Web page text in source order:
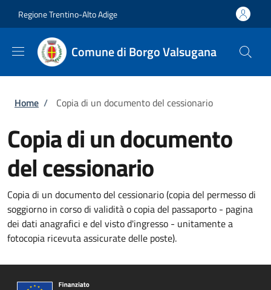
Regione Trentino-Alto Adige
Comune di Borgo Valsugana
Briciole di pane
Home / Copia di un documento del cessionario
Copia di un documento
del cessionario
Copia di un documento del cessionario (copia del permesso di
soggiorno in corso di validità o copia del passaporto - pagina
dei dati anagrafici e del visto d'ingresso - unitamente a
fotocopia ricevuta assicurate delle poste).